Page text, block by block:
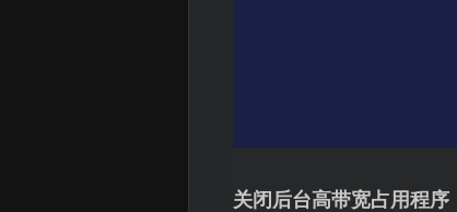
关闭后台高带宽占用程序